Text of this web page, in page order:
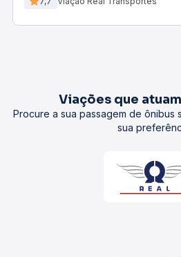
Viações que
Procure a sua passagem de ônibus
sua